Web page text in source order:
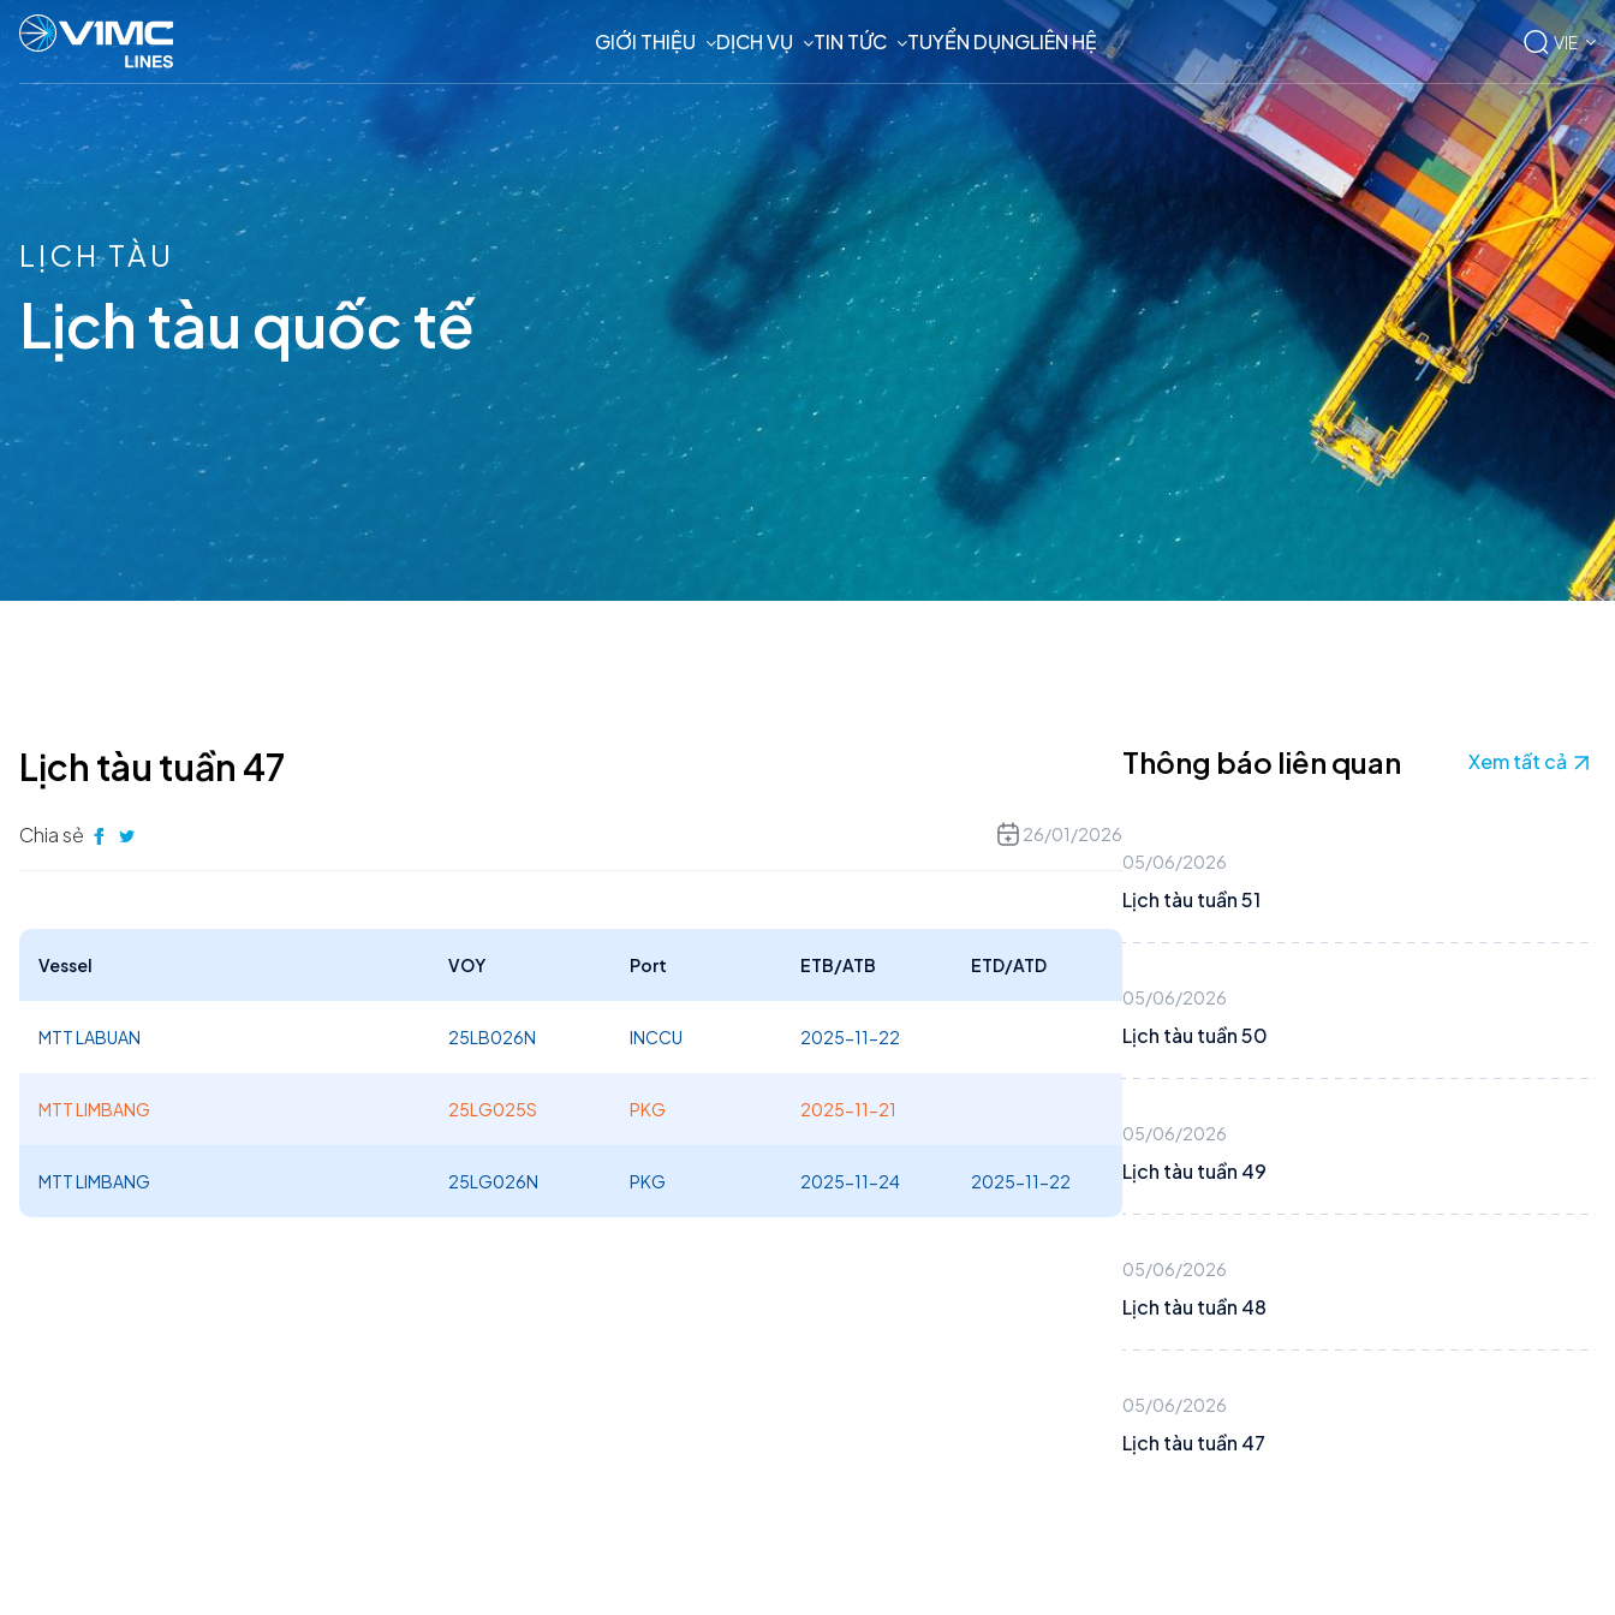
GIỚI THIỆU DỊCH VỤ TIN TỨC TUYỂN DỤNGLIÊN HỆ VIE
LỊCH TÀU
Lịch tàu quốc tế
Lịch tàu tuần 47
Chia sẻ 26/01/2026
Vessel VOY Port ETB/ATB ETD/ATD
MTT LABUAN 25LB026N INCCU 2025-11-22
MTT LIMBANG 25LG025S PKG 2025-11-21
MTT LIMBANG 25LG026N PKG 2025-11-24 2025-11-22
Thông báo liên quan Xem tất cả
05/06/2026
Lịch tàu tuần 51
05/06/2026
Lịch tàu tuần 50
05/06/2026
Lịch tàu tuần 49
05/06/2026
Lịch tàu tuần 48
05/06/2026
Lịch tàu tuần 47